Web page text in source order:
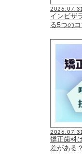
インビザ
る5つのコ
2026.07.31
矯正歯科
差がある？